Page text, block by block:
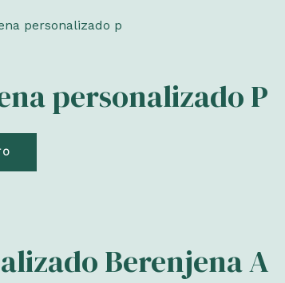
personalizado P
Berenjena A